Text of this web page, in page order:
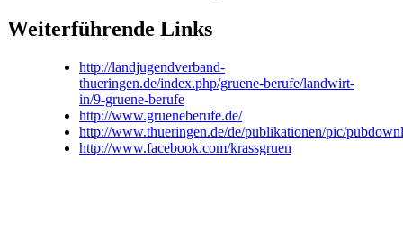
Weiterführende Links
http://landjugendverband-
thueringen.de/index.php/gruene-berufe/landwirt-
in/9-gruene-berufe
http://www.grueneberufe.de/
http://www.thueringen.de/de/publikationen/pic/
http://www.facebook.com/krassgruen